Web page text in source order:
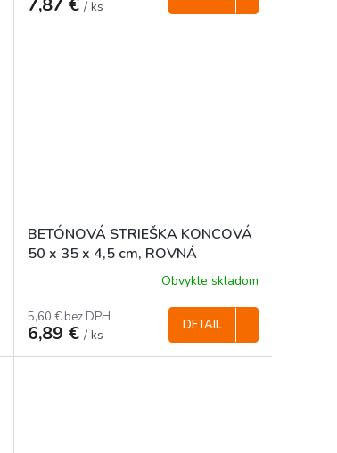
7,87 € / ks
BETÓNOVÁ STRIEŠKA KONCOVÁ
50 x 35 x 4,5 cm, ROVNÁ
Obvykle skladom
5,60 € bez DPH
6,89 € / ks
DETAIL